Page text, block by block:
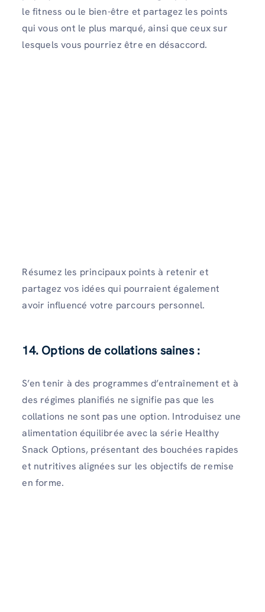
le fitness ou le bien-être et partagez les points
qui vous ont le plus marqué, ainsi que ceux sur
lesquels vous pourriez être en désaccord.
Résumez les principaux points à retenir et
partagez vos idées qui pourraient également
avoir influencé votre parcours personnel.
14. Options de collations saines :
S’en tenir à des programmes d’entraînement et à
des régimes planifiés ne signifie pas que les
collations ne sont pas une option. Introduisez une
alimentation équilibrée avec la série Healthy
Snack Options, présentant des bouchées rapides
et nutritives alignées sur les objectifs de remise
en forme.